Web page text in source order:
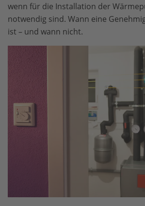
wenn für die Installation der
notwendig sind. Wann eine
ist – und wann nicht.